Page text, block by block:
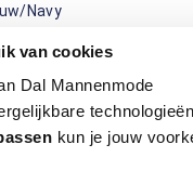
van cookies
Dal Mannenmode
kun je jouw
Navy
Fit
motief
prettig en ziet er
ademt goed en